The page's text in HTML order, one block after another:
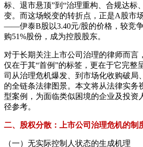
标、退市悬顶”到“治理重构、合规达标
变。而这场蜕变的转折点，正是A股市
——伊泰B股以3.40元/股的价格，较竞
购51%股份，成为控股股东。
对于长期关注上市公司治理的律师而言
仅在于其“首例”的标签，更在于它完整
司从治理危机爆发、到市场化收购破局
的全链条法律图景。本文将从法律实务
型案例，为面临类似困境的企业及投资
径参考。
二、股权分散：上市公司治理危机的制
（一）无实际控制人状态的生成机理